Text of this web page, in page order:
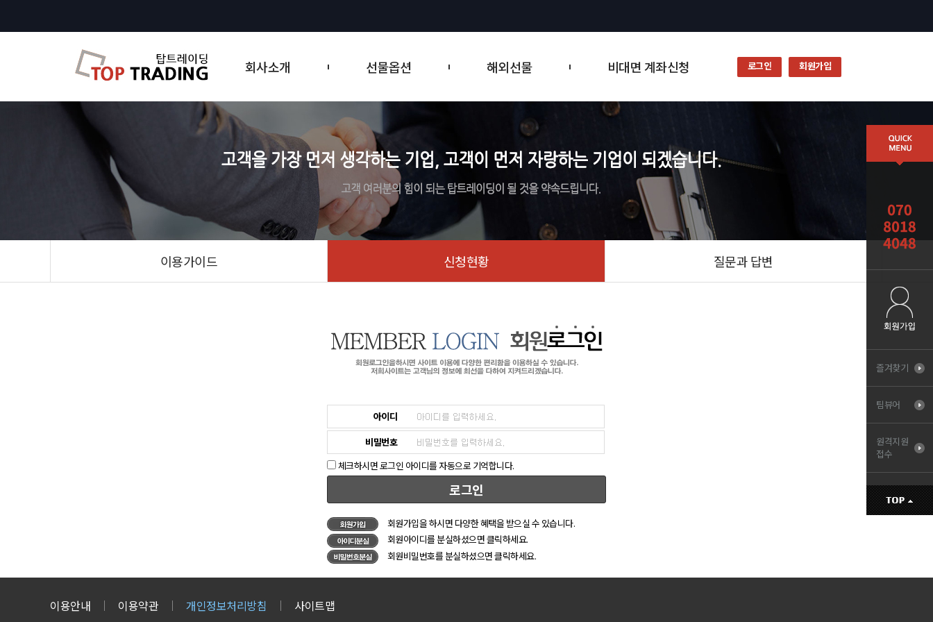
회사소개 선물옵션 해외선물 비대면 계좌신청 로그인 회원가입
즐겨찾기
팀뷰어
원격지원
접수
이용가이드 신청현황 질문과 답변
아이디
비밀번호
체크하시면 로그인 아이디를 자동으로 기억합니다.
로그인
회원가입을 하시면 다양한 혜택을 받으실 수 있습니다.
회원아이디를 분실하셨으면 클릭하세요.
회원비밀번호를 분실하셨으면 클릭하세요.
이용안내 이용약관 개인정보처리방침 사이트맵